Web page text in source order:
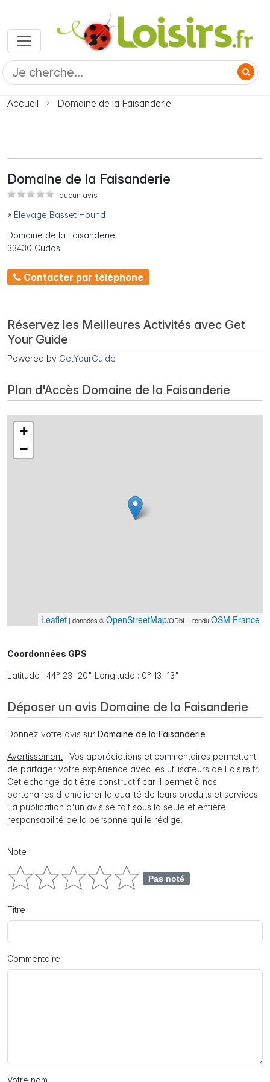
Accueil Domaine de la Faisanderie
Domaine de la Faisanderie
aucun avis
» Elevage Basset Hound
Domaine de la Faisanderie
33430 Cudos
Contacter par téléphone
Réservez les Meilleures Activités avec Get
Your Guide
Powered by GetYourGuide
Plan d'Accès Domaine de la Faisanderie
+
−
Leaflet | données ©OpenStreetMap/ODbL - renduOSM France
Coordonnées GPS
Latitude : 44° 23' 20" Longitude : 0° 13' 13"
Déposer un avis Domaine de la Faisanderie
Donnez votre avis sur Domaine de la Faisanderie
Avertissement : Vos appréciations et commentaires permettent
de partager votre expérience avec les utilisateurs de Loisirs.fr.
Cet échange doit être constructif car il permet à nos
partenaires d'améliorer la qualité de leurs produits et services.
La publication d'un avis se fait sous la seule et entière
responsabilité de la personne qui le rédige.
Note
Pas noté
Titre
Commentaire